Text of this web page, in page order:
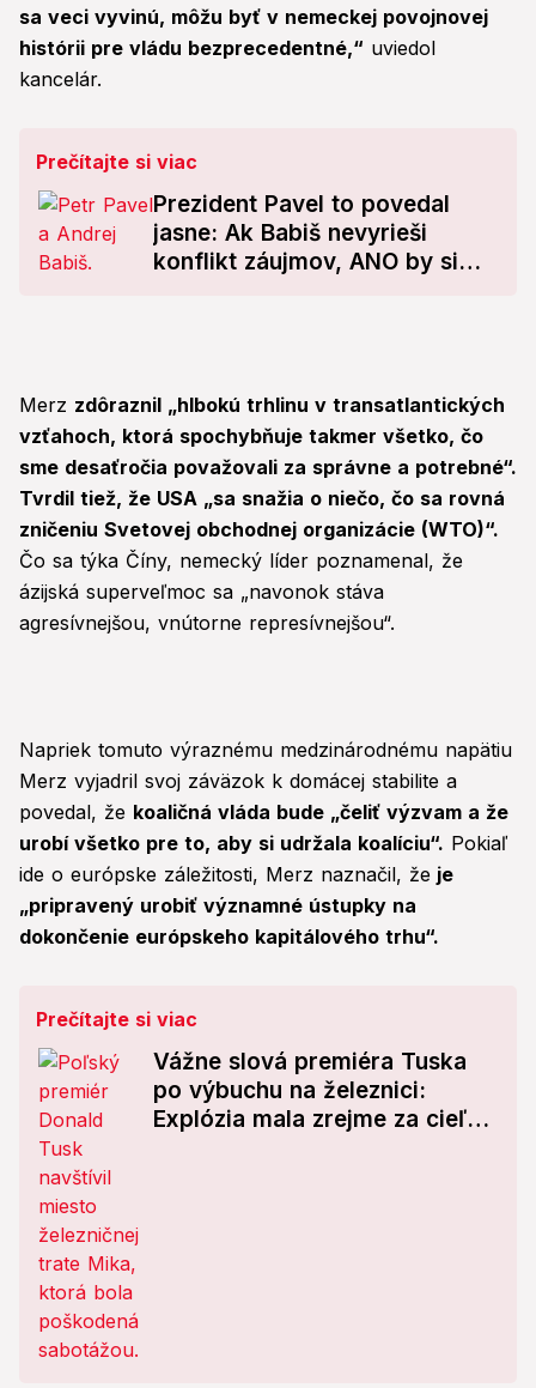
sa veci vyvinú, môžu byť v nemeckej povojnovej
histórii pre vládu bezprecedentné,“ uviedol
kancelár.
Prečítajte si viac
Prezident Pavel to povedal
jasne: Ak Babiš nevyrieši
konflikt záujmov, ANO by si
Merz zdôraznil „hlbokú trhlinu v transatlantických
vzťahoch, ktorá spochybňuje takmer všetko, čo
sme desaťročia považovali za správne a potrebné“.
Tvrdil tiež, že USA „sa snažia o niečo, čo sa rovná
zničeniu Svetovej obchodnej organizácie (WTO)“.
Čo sa týka Číny, nemecký líder poznamenal, že
ázijská superveľmoc sa „navonok stáva
agresívnejšou, vnútorne represívnejšou“.
Napriek tomuto výraznému medzinárodnému napätiu
Merz vyjadril svoj záväzok k domácej stabilite a
povedal, že koaličná vláda bude „čeliť výzvam a že
urobí všetko pre to, aby si udržala koalíciu“. Pokiaľ
ide o európske záležitosti, Merz naznačil, že je
„pripravený urobiť významné ústupky na
dokončenie európskeho kapitálového trhu“.
Prečítajte si viac
Vážne slová premiéra Tuska
po výbuchu na železnici:
Explózia mala zrejme za cieľ